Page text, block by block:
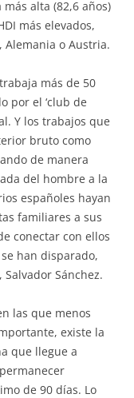
alta (82,6 años)
más elevados,
Alemania o Austria.
más de 50
por el ‘club de
Y los trabajos que
bruto como
de manera
del hombre a la
españoles hayan
familiares a sus
conectar con ellos
han disparado,
Sánchez.
las que menos
existe la
que llegue a
de 90 días. Lo